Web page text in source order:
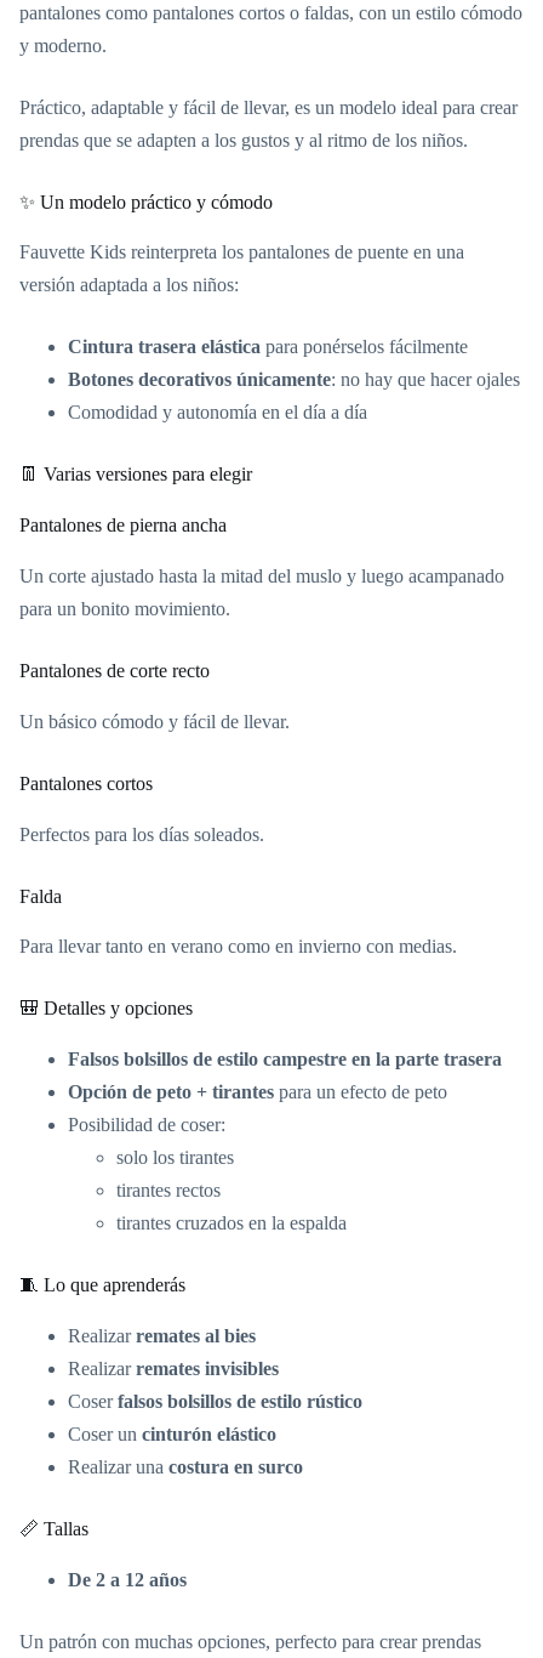
pantalones como pantalones cortos o faldas, con un estilo cómodo
y moderno.
Práctico, adaptable y fácil de llevar, es un modelo ideal para crear
prendas que se adapten a los gustos y al ritmo de los niños.
✨ Un modelo práctico y cómodo
Fauvette Kids reinterpreta los pantalones de puente en una
versión adaptada a los niños:
Cintura trasera elástica para ponérselos fácilmente
Botones decorativos únicamente: no hay que hacer ojales
Comodidad y autonomía en el día a día
👖 Varias versiones para elegir
Pantalones de pierna ancha
Un corte ajustado hasta la mitad del muslo y luego acampanado
para un bonito movimiento.
Pantalones de corte recto
Un básico cómodo y fácil de llevar.
Pantalones cortos
Perfectos para los días soleados.
Falda
Para llevar tanto en verano como en invierno con medias.
🎒 Detalles y opciones
Falsos bolsillos de estilo campestre en la parte trasera
Opción de peto + tirantes para un efecto de peto
Posibilidad de coser:
solo los tirantes
tirantes rectos
tirantes cruzados en la espalda
🧵 Lo que aprenderás
Realizarremates al bies
Realizarremates invisibles
Coserfalsos bolsillos de estilo rústico
Coser un cinturón elástico
Realizar una costura en surco
📏 Tallas
De 2 a 12 años
Un patrón con muchas opciones, perfecto para crear prendas